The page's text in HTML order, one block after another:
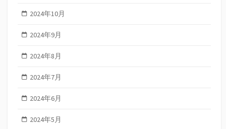
2024年10月
2024年9月
2024年8月
2024年7月
2024年6月
2024年5月